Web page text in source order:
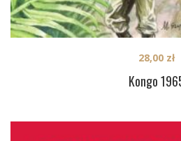
Kongo
28,00 zł